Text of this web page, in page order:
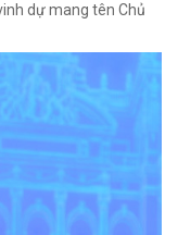
dự mang tên Chủ